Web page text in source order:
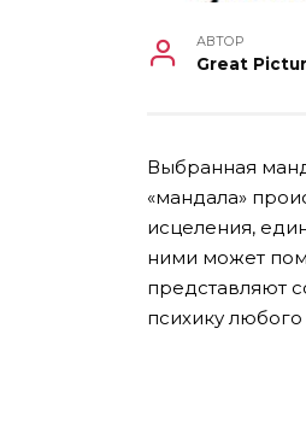
АВТОР
Great
Выбранная
«мандала»
исцеления,
ними может
представляют
психику любого